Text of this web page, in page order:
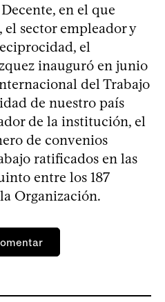
en el que
sector empleador y
el
inauguró en junio
del Trabajo
de nuestro país
de la institución, el
de convenios
ratificados en las
entre los 187
Organización.